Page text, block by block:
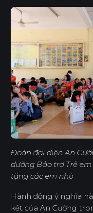
Đoàn đại diện An
dưỡng Bảo trợ Trẻ
tặng các em nhỏ
Hành động ý nghĩa
kết của An Cường